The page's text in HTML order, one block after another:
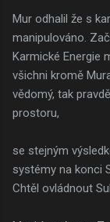
Mur odhalil že s
manipulováno.
Karmické Energie
všichni kromě
vědomý, tak
prostoru,
se stejným
systémy na konci
Chtěl ovládnout